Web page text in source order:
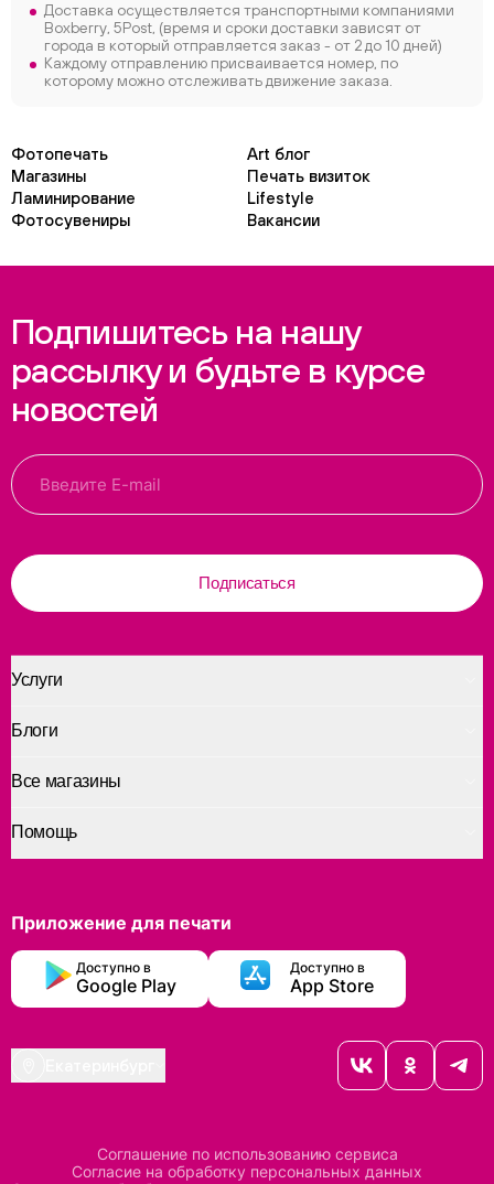
Доставка осуществляется транспортными компаниями
Boxberry, 5Post, (время и сроки доставки зависят от
города в который отправляется заказ - от 2 до 10 дней)
Каждому отправлению присваивается номер, по
которому можно отслеживать движение заказа.
Фотопечать
Art блог
Магазины
Печать визиток
Ламинирование
Lifestyle
Фотосувениры
Вакансии
Подпишитесь на нашу
рассылку и будьте в курсе
новостей
Подписаться
Услуги
Помощь
Блоги
Все магазины
Приложение для печати
Доступно в
Google Play
Доступно в
App Store
Соглашение по использованию сервиса
Согласие на обработку персональных данных